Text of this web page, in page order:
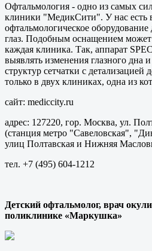
Офтальмология - одно из самых
клиники "МедикСити". У нас есть
офтальмологическое
глаз. Подобным оснащением может
каждая клиника. Так, аппарат
выявлять изменения глазного дна
структур сетчатки с
только в двух клиниках, одна из
сайт: mediccity.ru
адрес: 127220, гор. Москва, ул.
(станция метро "Савеловская",
улиц Полтавская и Нижняя
тел. +7 (495) 604-1212
Детский офтальмолог, врач
поликлинике «Маркушка»